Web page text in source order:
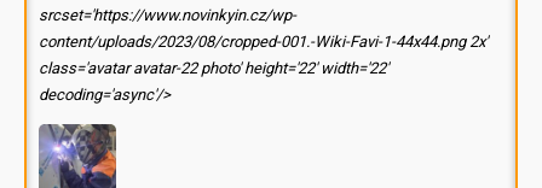
srcset='https://www.novinkyin.cz/wp-
content/uploads/2023/08/cropped-001.-Wiki-Favi-1-44x44.png 2x'
class='avatar avatar-22 photo' height='22' width='22'
decoding='async'/>